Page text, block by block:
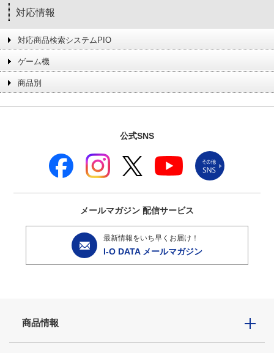
対応情報
対応商品検索システムPIO
ゲーム機
商品別
公式SNS
メールマガジン 配信サービス
最新情報をいち早くお届け！
I-O DATA メールマガジン
商品情報